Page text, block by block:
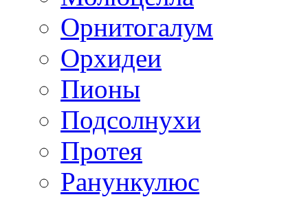
Орнитогалум
Орхидеи
Пионы
Подсолнухи
Протея
Ранункулюс